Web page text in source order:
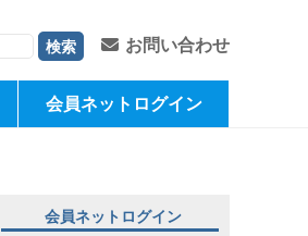
お問い合わせ
会員ネットログイン
会員ネットログイン